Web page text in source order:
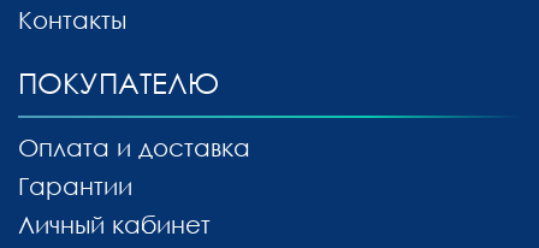
Контакты
ПОКУПАТЕЛЮ
Оплата и доставка
Гарантии
Личный кабинет